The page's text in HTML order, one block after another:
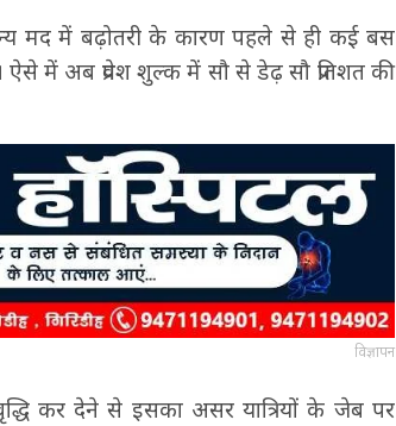
मद में बढ़ोतरी के कारण पहले से ही कई बस
ऐसे में अब प्रवेश शुल्क में सौ से डेढ़ सौ प्रतिशत की
विज्ञापन
कर देने से इसका असर यात्रियों के जेब पर